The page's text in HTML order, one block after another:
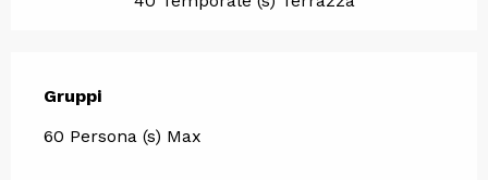
Gruppi
Gruppi
60 Persona (s) Max